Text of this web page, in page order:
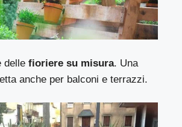
dellefioriere su misura. Una
anche per balconi e terrazzi.